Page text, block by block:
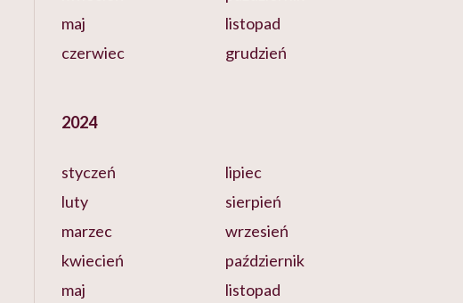
maj
czerwiec
listopad
grudzień
2024
styczeń
luty
marzec
kwiecień
maj
lipiec
sierpień
wrzesień
październik
listopad